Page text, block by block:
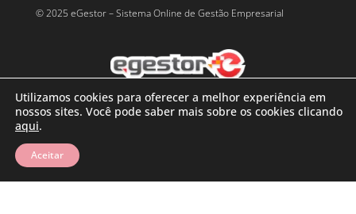
© 2025 eGestor – Sistema Online de Gestão Empresarial
Utilizamos cookies para oferecer a melhor experiência em
nossos sites. Você pode saber mais sobre os cookies clicando
aqui.
Aceitar